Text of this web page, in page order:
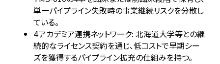
単一パイプライン失敗時の事業継続リスクを分散し
ている。
4アカデミア連携ネットワーク: 北海道大学等との継
続的なライセンス契約を通じ、低コストで早期シー
ズを獲得するパイプライン拡充の仕組みを持つ。